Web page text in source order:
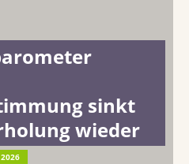
sinkt
wieder